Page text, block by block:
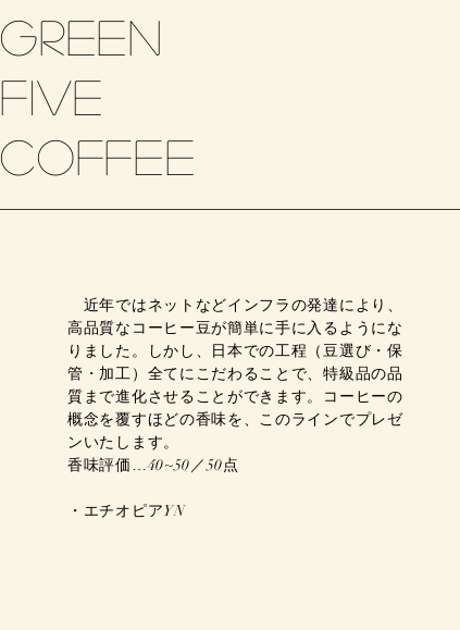
Green
five
​coffee
近年ではネットなどインフラの発達により、
高品質なコーヒー豆が簡単に手に入るようにな
りました。しかし、日本での工程（豆選び・保
管・加工）全てにこだわることで、特級品の品
質まで進化させることができます。コーヒーの
概念を覆すほどの香味を、このラインでプレゼ
ンいたします。
香味評価…40~50／50点
​・エチオピアYN